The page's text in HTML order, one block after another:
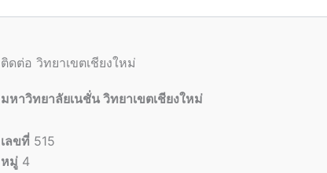
ติดต่อ วิทยาเขตเชียงใหม่
มหาวิทยาลัยเนชั่น วิทยาเขตเชียงใหม่
เลขที่ 515
หมู่4